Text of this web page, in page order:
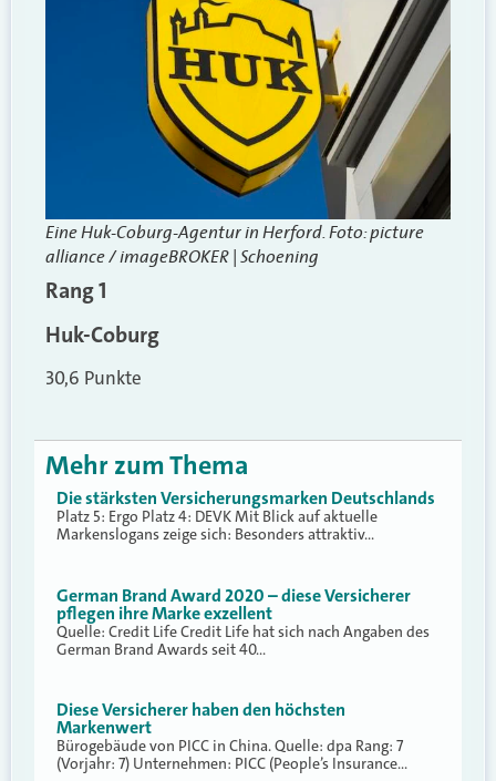
Eine Huk-Coburg-Agentur in Herford. Foto:picture
alliance / imageBROKER | Schoening
Rang 1
Huk-Coburg
30,6 Punkte
Mehr zum Thema
Die stärksten Versicherungsmarken Deutschlands
Platz 5: Ergo Platz 4: DEVK Mit Blick auf aktuelle
Markenslogans zeige sich: Besonders attraktiv…
German Brand Award 2020 – diese Versicherer
pflegen ihre Marke exzellent
Quelle: Credit Life Credit Life hat sich nach Angaben des
German Brand Awards seit 40…
Diese Versicherer haben den höchsten
Markenwert
Bürogebäude von PICC in China. Quelle: dpa Rang: 7
(Vorjahr: 7) Unternehmen: PICC (People’s Insurance…